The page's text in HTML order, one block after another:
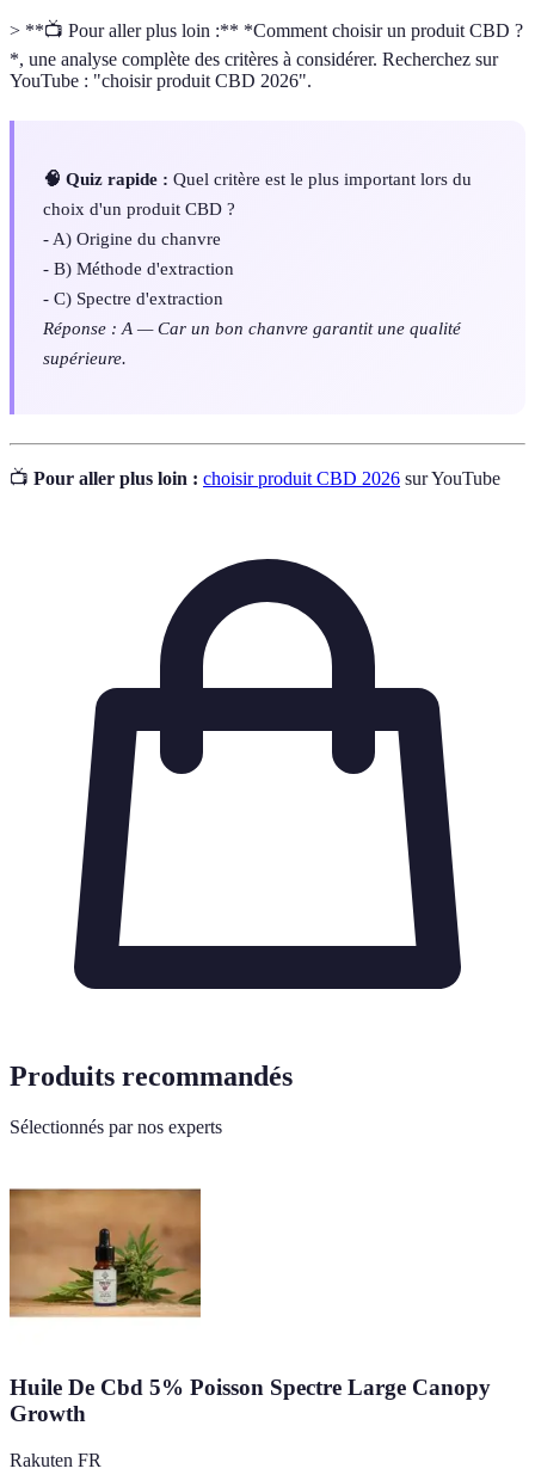
> **📺 Pour aller plus loin :** *Comment choisir un produit CBD ?
*, une analyse complète des critères à considérer. Recherchez sur
YouTube : "choisir produit CBD 2026".
🧠 Quiz rapide : Quel critère est le plus important lors du
choix d'un produit CBD ?
- A) Origine du chanvre
- B) Méthode d'extraction
- C) Spectre d'extraction
Réponse : A — Car un bon chanvre garantit une qualité
supérieure.
📺 Pour aller plus loin : choisir produit CBD 2026 sur YouTube
Produits recommandés
Sélectionnés par nos experts
Huile De Cbd 5% Poisson Spectre Large Canopy
Growth
Rakuten FR